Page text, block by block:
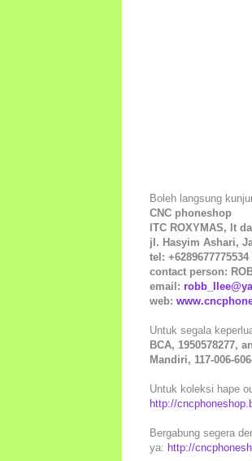
Boleh langsung
CNC phoneshop
ITC ROXYMAS, lt
jl. Hasyim Ashari,
tel:
contact person:
email:
web:
Untuk segala
BCA, 1950578277,
Mandiri, 117-006-
Untuk koleksi hape
http://
Bergabung segera
ya: http://